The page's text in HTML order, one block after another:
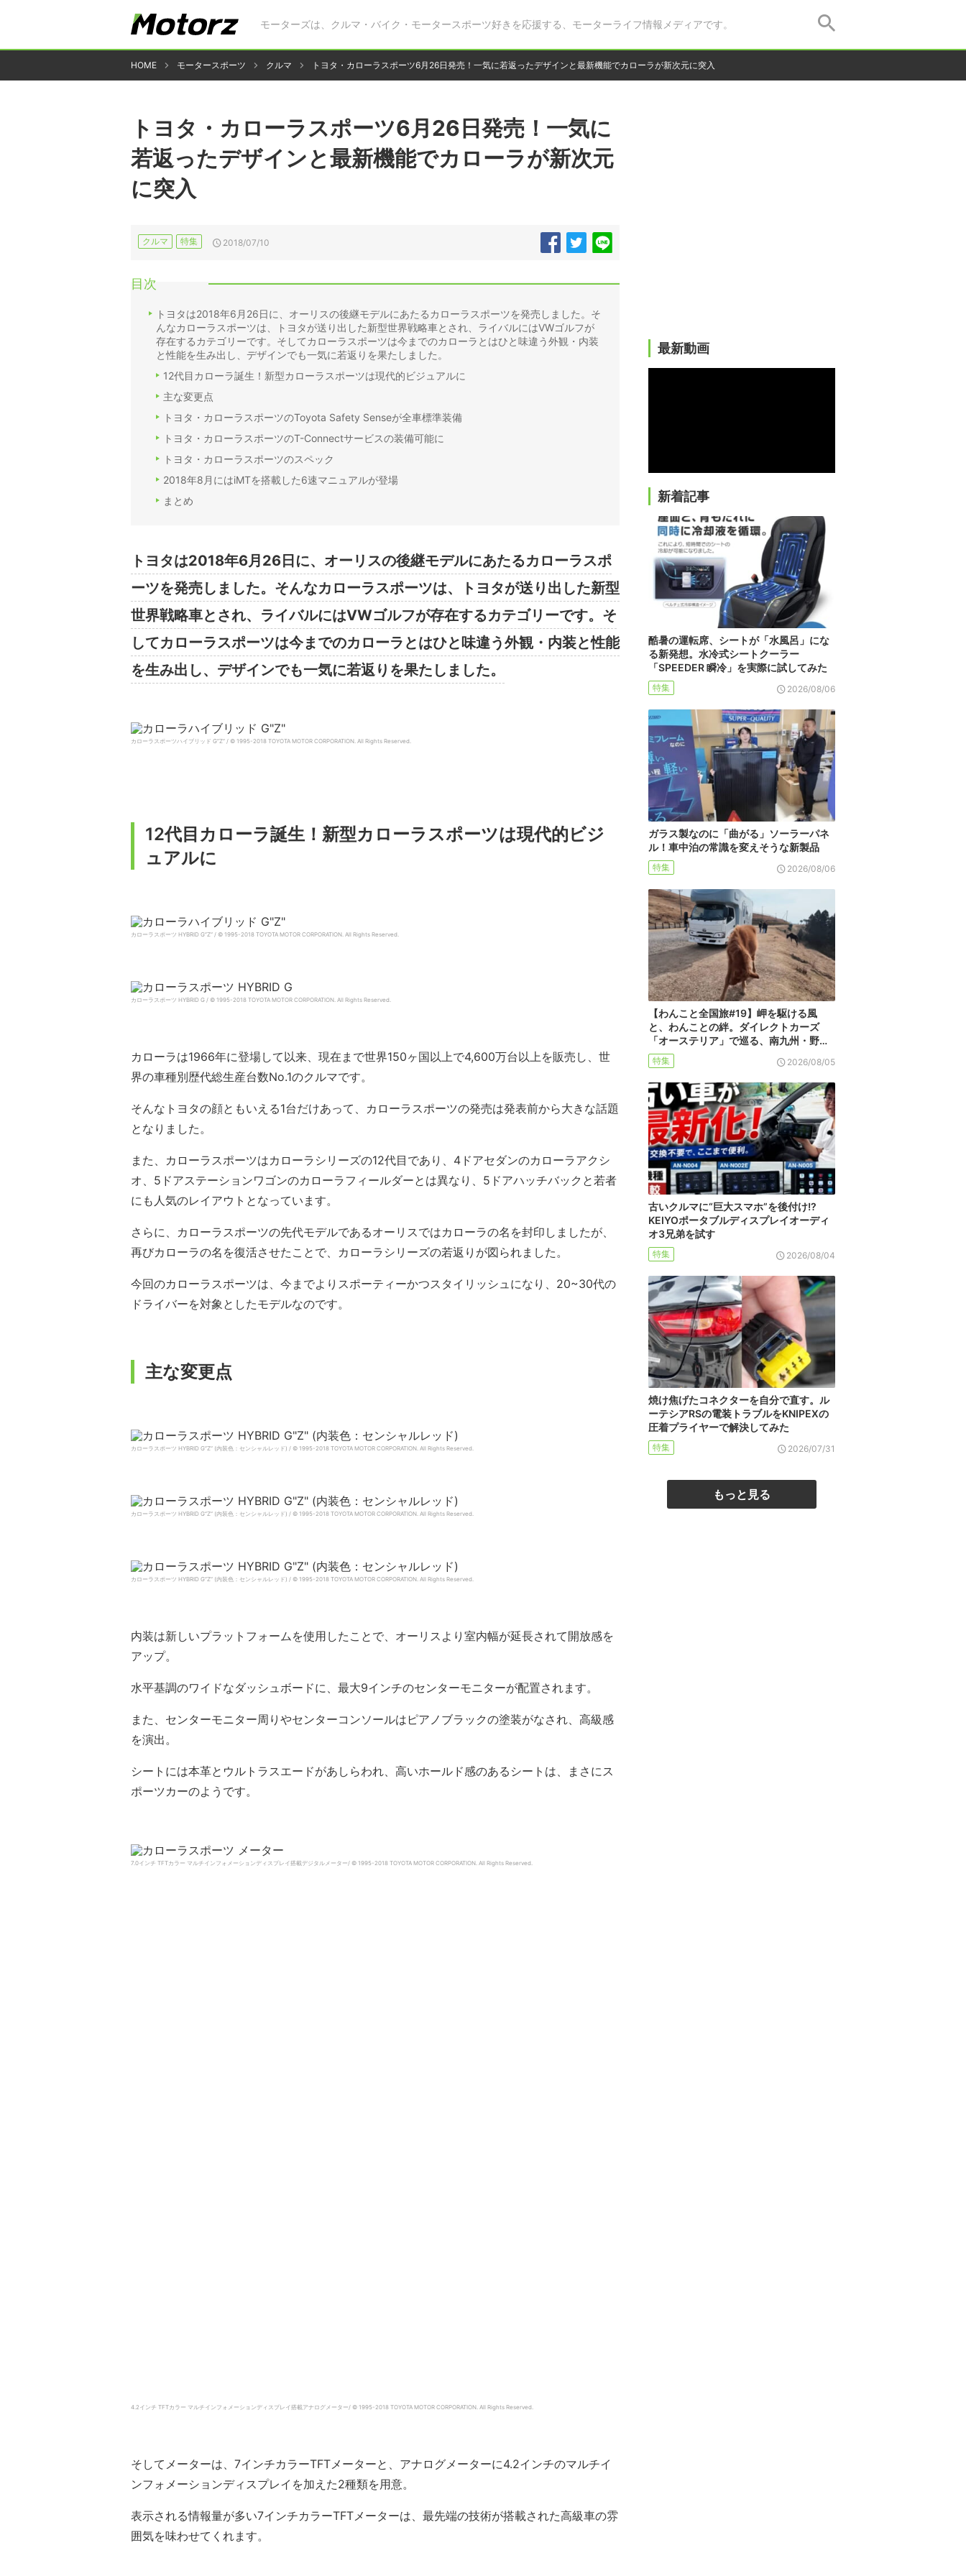
モーターズは、クルマ・バイク・モータースポーツ好きを応援する、モーターライフ情報メディアです。
HOME モータースポーツ クルマ トヨタ・カローラスポーツ6月26日発売！一気に若返ったデザインと最新機能でカローラが新次元に突入
トヨタ・カローラスポーツ6月26日発売！一気に
若返ったデザインと最新機能でカローラが新次元
に突入
クルマ 特集 2018/07/10
目次
トヨタは2018年6月26日に、オーリスの後継モデルにあたるカローラスポーツを発売しました。そ
んなカローラスポーツは、トヨタが送り出した新型世界戦略車とされ、ライバルにはVWゴルフが
存在するカテゴリーです。そしてカローラスポーツは今までのカローラとはひと味違う外観・内装
と性能を生み出し、デザインでも一気に若返りを果たしました。
12代目カローラ誕生！新型カローラスポーツは現代的ビジュアルに
主な変更点
トヨタ・カローラスポーツのToyota Safety Senseが全車標準装備
トヨタ・カローラスポーツのT-Connectサービスの装備可能に
トヨタ・カローラスポーツのスペック
2018年8月にはiMTを搭載した6速マニュアルが登場
まとめ
トヨタは2018年6月26日に、オーリスの後継モデルにあたるカローラスポ
ーツを発売しました。そんなカローラスポーツは、トヨタが送り出した新型
世界戦略車とされ、ライバルにはVWゴルフが存在するカテゴリーです。そ
してカローラスポーツは今までのカローラとはひと味違う外観・内装と性能
を生み出し、デザインでも一気に若返りを果たしました。
カローラスポーツハイブリッド G”Z” / © 1995-2018 TOYOTA MOTOR CORPORATION. All Rights Reserved.
12代目カローラ誕生！新型カローラスポーツは現代的ビジ
ュアルに
カローラスポーツ HYBRID G”Z” / © 1995-2018 TOYOTA MOTOR CORPORATION. All Rights Reserved.
カローラスポーツ HYBRID G / © 1995-2018 TOYOTA MOTOR CORPORATION. All Rights Reserved.
カローラは1966年に登場して以来、現在まで世界150ヶ国以上で4,600万台以上を販売し、世
界の車種別歴代総生産台数No.1のクルマです。
そんなトヨタの顔ともいえる1台だけあって、カローラスポーツの発売は発表前から大きな話題
となりました。
また、カローラスポーツはカローラシリーズの12代目であり、4ドアセダンのカローラアクシ
オ、5ドアステーションワゴンのカローラフィールダーとは異なり、5ドアハッチバックと若者
にも人気のレイアウトとなっています。
さらに、カローラスポーツの先代モデルであるオーリスではカローラの名を封印しましたが、
再びカローラの名を復活させたことで、カローラシリーズの若返りが図られました。
今回のカローラスポーツは、今までよりスポーティーかつスタイリッシュになり、20~30代の
ドライバーを対象としたモデルなのです。
主な変更点
カローラスポーツ HYBRID G”Z” (内装色：センシャルレッド) / © 1995-2018 TOYOTA MOTOR CORPORATION. All Rights Reserved.
カローラスポーツ HYBRID G”Z” (内装色：センシャルレッド) / © 1995-2018 TOYOTA MOTOR CORPORATION. All Rights Reserved.
カローラスポーツ HYBRID G”Z” (内装色：センシャルレッド) / © 1995-2018 TOYOTA MOTOR CORPORATION. All Rights Reserved.
内装は新しいプラットフォームを使用したことで、オーリスより室内幅が延長されて開放感を
アップ。
水平基調のワイドなダッシュボードに、最大9インチのセンターモニターが配置されます。
また、センターモニター周りやセンターコンソールはピアノブラックの塗装がなされ、高級感
を演出。
シートには本革とウルトラスエードがあしらわれ、高いホールド感のあるシートは、まさにス
ポーツカーのようです。
7.0インチ TFTカラー マルチインフォメーションディスプレイ搭載デジタルメーター/ © 1995-2018 TOYOTA MOTOR CORPORATION. All Rights Reserved.
4.2インチ TFTカラー マルチインフォメーションディスプレイ搭載アナログメーター/ © 1995-2018 TOYOTA MOTOR CORPORATION. All Rights Reserved.
そしてメーターは、7インチカラーTFTメーターと、アナログメーターに4.2インチのマルチイ
ンフォメーションディスプレイを加えた2種類を用意。
表示される情報量が多い7インチカラーTFTメーターは、最先端の技術が搭載された高級車の雰
囲気を味わせてくれます。
最新動画
新着記事
酷暑の運転席、シートが「水風呂」にな
る新発想。水冷式シートクーラー
「SPEEDER 瞬冷」を実際に試してみた
特集 2026/08/06
ガラス製なのに「曲がる」ソーラーパネ
ル！車中泊の常識を変えそうな新製品
特集 2026/08/06
【わんこと全国旅#19】岬を駆ける風
と、わんことの絆。ダイレクトカーズ
「オーステリア」で巡る、南九州・野…
特集 2026/08/05
古いクルマに“巨大スマホ”を後付け!?
KEIYOポータブルディスプレイオーディ
オ3兄弟を試す
特集 2026/08/04
焼け焦げたコネクターを自分で直す。ル
ーテシアRSの電装トラブルをKNIPEXの
圧着プライヤーで解決してみた
特集 2026/07/31
もっと見る